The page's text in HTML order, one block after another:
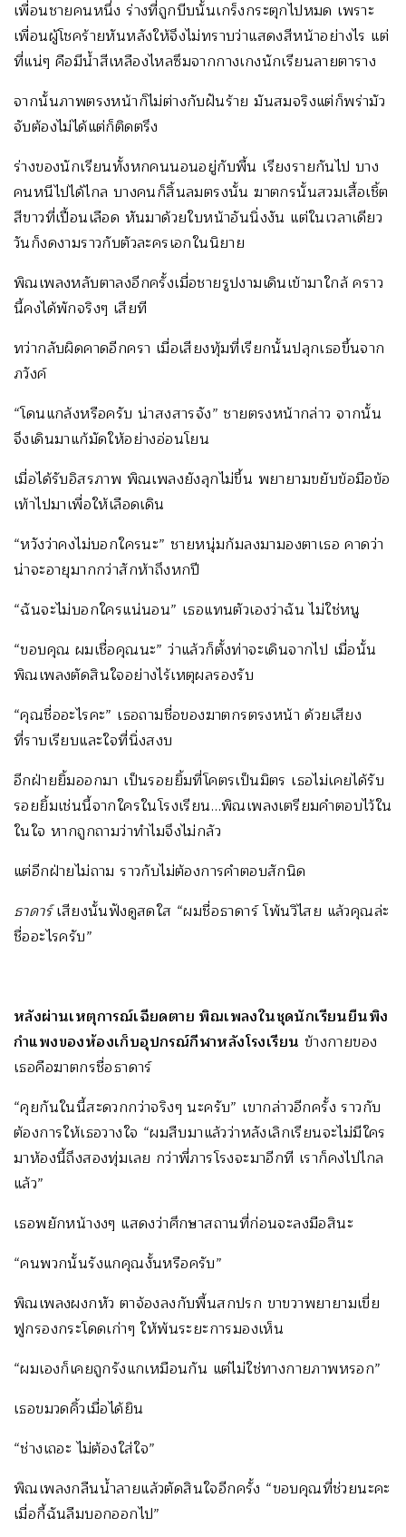
เพื่อนชายคนหนึ่ง ร่างที่ถูกบีบนั้นเกร็งกระตุกไปหมด เพราะ
เพื่อนผู้โชคร้ายหันหลังให้จึงไม่ทราบว่าแสดงสีหน้าอย่างไร แต่
ที่แน่ๆ คือมีน้ำสีเหลืองไหลซึมจากกางเกงนักเรียนลายตาราง
จากนั้นภาพตรงหน้าก็ไม่ต่างกับฝันร้าย มันสมจริงแต่ก็พร่ามัว
จับต้องไม่ได้แต่ก็ติดตรึง
ร่างของนักเรียนทั้งหกคนนอนอยู่กับพื้น เรียงรายกันไป บาง
คนหนีไปได้ไกล บางคนก็สิ้นลมตรงนั้น ฆาตกรนั้นสวมเสื้อเชิ้ต
สีขาวที่เปื้อนเลือด หันมาด้วยใบหน้าอันนิ่งงัน แต่ในเวลาเดียว
วันก็งดงามราวกับตัวละครเอกในนิยาย
พิณเพลงหลับตาลงอีกครั้งเมื่อชายรูปงามเดินเข้ามาใกล้ คราว
นี้คงได้พักจริงๆ เสียที
ทว่ากลับผิดคาดอีกครา เมื่อเสียงทุ้มที่เรียกนั้นปลุกเธอขึ้นจาก
ภวังค์
“โดนแกล้งหรือครับ น่าสงสารจัง” ชายตรงหน้ากล่าว จากนั้น
จึงเดินมาแก้มัดให้อย่างอ่อนโยน
เมื่อได้รับอิสรภาพ พิณเพลงยังลุกไม่ขึ้น พยายามขยับข้อมือข้อ
เท้าไปมาเพื่อให้เลือดเดิน
“หวังว่าคงไม่บอกใครนะ” ชายหนุ่มก้มลงมามองตาเธอ คาดว่า
น่าจะอายุมากกว่าสักห้าถึงหกปี
“ฉันจะไม่บอกใครแน่นอน” เธอแทนตัวเองว่าฉัน ไม่ใช่หนู
“ขอบคุณ ผมเชื่อคุณนะ” ว่าแล้วก็ตั้งท่าจะเดินจากไป เมื่อนั้น
พิณเพลงตัดสินใจอย่างไร้เหตุผลรองรับ
“คุณชื่ออะไรคะ” เธอถามชื่อของฆาตกรตรงหน้า ด้วยเสียง
ที่ราบเรียบและใจที่นิ่งสงบ
อีกฝ่ายยิ้มออกมา เป็นรอยยิ้มที่โคตรเป็นมิตร เธอไม่เคยได้รับ
รอยยิ้มเช่นนี้จากใครในโรงเรียน…พิณเพลงเตรียมคำตอบไว้ใน
ในใจ หากถูกถามว่าทำไมจึงไม่กลัว
แต่อีกฝ่ายไม่ถาม ราวกับไม่ต้องการคำตอบสักนิด
ธาดาร์เสียงนั้นฟังดูสดใส “ผมชื่อธาดาร์ โพ้นวิไสย แล้วคุณล่ะ
ชื่ออะไรครับ”
หลังผ่านเหตุการณ์เฉียดตาย พิณเพลงในชุดนักเรียนยืนพิง
กำแพงของห้องเก็บอุปกรณ์กีฬาหลังโรงเรียน ข้างกายของ
เธอคือฆาตกรชื่อธาดาร์
“คุยกันในนี้สะดวกกว่าจริงๆ นะครับ” เขากล่าวอีกครั้ง ราวกับ
ต้องการให้เธอวางใจ “ผมสืบมาแล้วว่าหลังเลิกเรียนจะไม่มีใคร
มาห้องนี้ถึงสองทุ่มเลย กว่าพี่ภารโรงจะมาอีกที เราก็คงไปไกล
แล้ว”
เธอพยักหน้างงๆ แสดงว่าศึกษาสถานที่ก่อนจะลงมือสินะ
“คนพวกนั้นรังแกคุณงั้นหรือครับ”
พิณเพลงผงกหัว ตาจ้องลงกับพื้นสกปรก ขาขวาพยายามเขี่ย
ฟูกรองกระโดดเก่าๆ ให้พ้นระยะการมองเห็น
“ผมเองก็เคยถูกรังแกเหมือนกัน แต่ไม่ใช่ทางกายภาพหรอก”
เธอขมวดคิ้วเมื่อได้ยิน
“ช่างเถอะ ไม่ต้องใส่ใจ”
พิณเพลงกลืนน้ำลายแล้วตัดสินใจอีกครั้ง “ขอบคุณที่ช่วยนะคะ
เมื่อกี้ฉันลืมบอกออกไป”